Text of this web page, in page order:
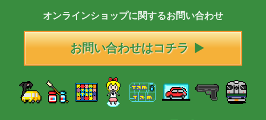
オンラインショップに関するお問い合わせ
お問い合わせはコチラ